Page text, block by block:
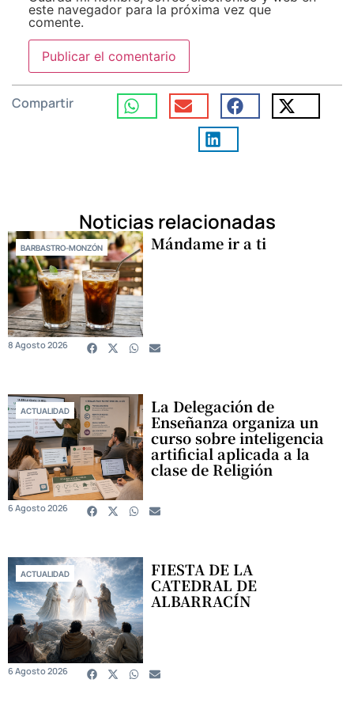
este navegador para la próxima vez que
comente.
Compartir
Noticias relacionadas
BARBASTRO-MONZÓN Mándame ir a ti
8 Agosto 2026
ACTUALIDAD La Delegación de
Enseñanza organiza un
curso sobre inteligencia
artificial aplicada a la
clase de Religión
6 Agosto 2026
ACTUALIDAD FIESTA DE LA
CATEDRAL DE
ALBARRACÍN
6 Agosto 2026